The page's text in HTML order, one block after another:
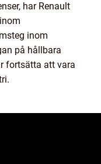
har Renault
inom
på hållbara
fortsätta att vara